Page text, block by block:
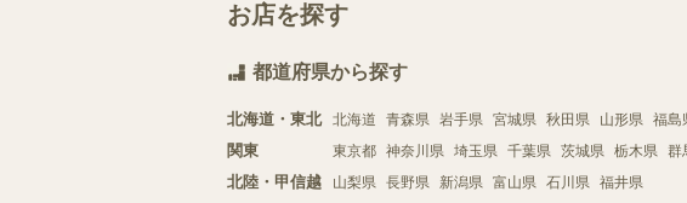
お店を探す
都道府県から探す
北海道・東北 北海道 青森県 岩手県 宮城県 秋田県 山形県 福島
関東 東京都 神奈川県 埼玉県 千葉県 茨城県 栃木県 群
北陸・甲信越 山梨県 長野県 新潟県 富山県 石川県 福井県